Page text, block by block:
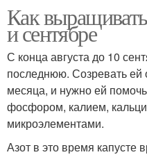
Как выращивать
и сентябре
С конца августа до 10
последнюю. Созревать ей
месяца, и нужно ей
фосфором, калием,
микроэлементами.
Азот в это время капусте